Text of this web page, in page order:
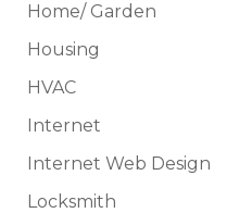
Home/ Garden
Housing
HVAC
Internet
Internet Web Design
Locksmith